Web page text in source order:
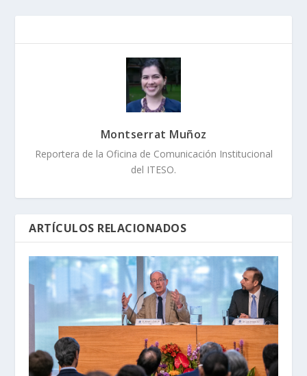
Montserrat Muñoz
Reportera de la Oficina de Comunicación Institucional
del ITESO.
ARTÍCULOS RELACIONADOS